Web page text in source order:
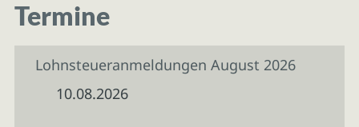
Termine
Lohnsteueranmeldungen August 2026
10.08.2026